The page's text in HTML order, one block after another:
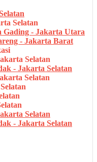
Selatan
Gading - Jakarta Utara
- Jakarta Barat
Selatan
- Jakarta Selatan
Selatan
Selatan
- Jakarta Selatan